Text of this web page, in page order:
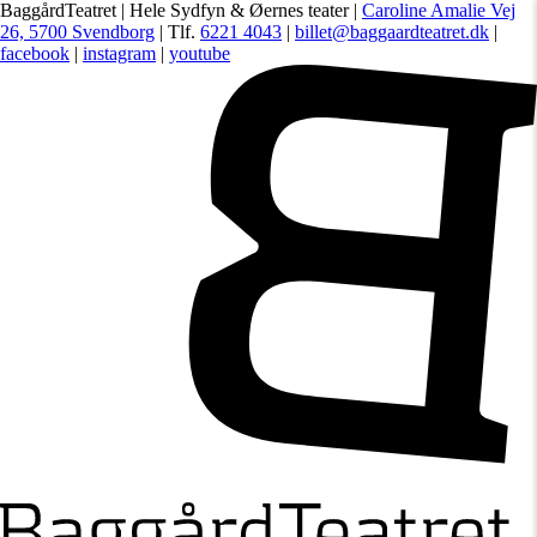
BaggårdTeatret | Hele Sydfyn & Øernes teater | Caroline Amalie Vej
26, 5700 Svendborg | Tlf. 6221 4043 | billet@baggaardteatret.dk |
facebook | instagram | youtube